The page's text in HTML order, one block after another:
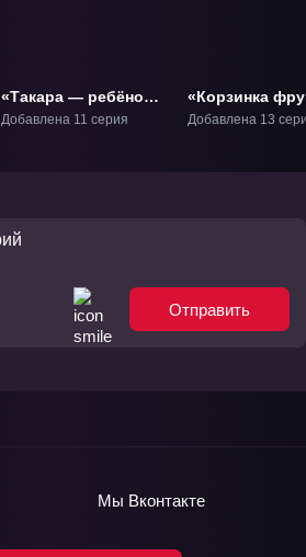
«Такара — ребёнок
будущего» ТВ-1
Добавлена 11 серия
«Корзинка
3: Финал» ТВ-3
Добавлена 13
Отправить
Мы Вконтакте